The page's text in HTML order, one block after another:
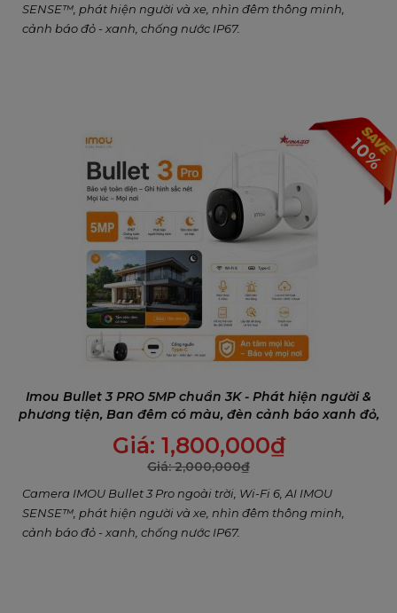
Cruiser Dual 2 Pro sẽ theo dõi ngôi nhà của bạn, khi có
chặn vị khách không mời mà đến.
SENSE™, phát hiện người và xe, nhìn đêm thông minh,
cảnh báo đỏ - xanh, chống nước IP67.
10%
Imou Bullet 3 PRO 5MP chuẩn 3K - Phát hiện người &
phương tiện, Ban đêm có màu, đèn cảnh báo xanh đỏ,
Giá: 1,800,000₫
Giá:2,000,000₫
Camera IMOU Bullet 3 Pro ngoài trời, Wi-Fi 6, AI IMOU
SENSE™, phát hiện người và xe, nhìn đêm thông minh,
cảnh báo đỏ - xanh, chống nước IP67.